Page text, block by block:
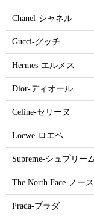
Chanel-シャネル
Gucci-グッチ
Hermes-エルメス
Dior-ディオール
Celine-セリーヌ
Loewe-ロエベ
Supreme-シュプリー
The North Face-ノー
Prada-プラダ